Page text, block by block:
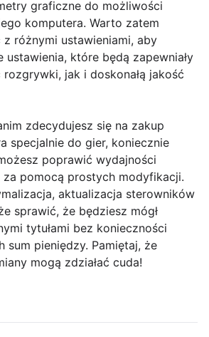
graficzne do możliwości
komputera. Warto zatem
różnymi ustawieniami, aby
ustawienia, które będą zapewniały
rozgrywki, jak i doskonałą jakość
zdecydujesz się na zakup
specjalnie do gier, koniecznie
poprawić wydajności
pomocą prostych modyfikacji.
aktualizacja sterowników
sprawić, że będziesz mógł
tytułami bez konieczności
sum pieniędzy. Pamiętaj, że
mogą zdziałać cuda!